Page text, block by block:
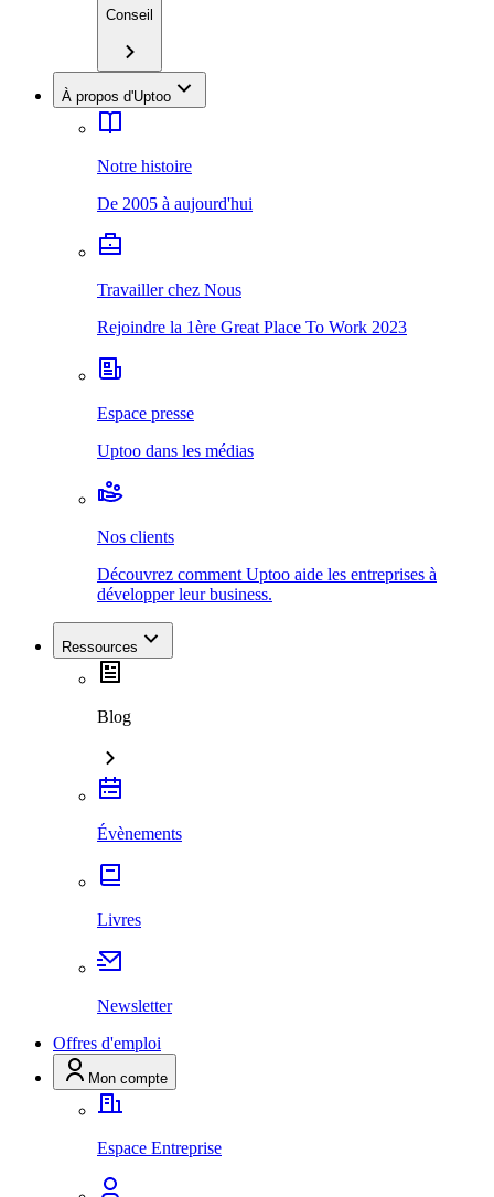
Conseil
À propos d'Uptoo
Notre histoire
De 2005 à aujourd'hui
Travailler chez Nous
Rejoindre la 1ère Great Place To Work 2023
Espace presse
Uptoo dans les médias
Nos clients
Découvrez comment Uptoo aide les entreprises à
développer leur business.
Ressources
Blog
Évènements
Livres
Newsletter
Offres d'emploi
Mon compte
Espace Entreprise